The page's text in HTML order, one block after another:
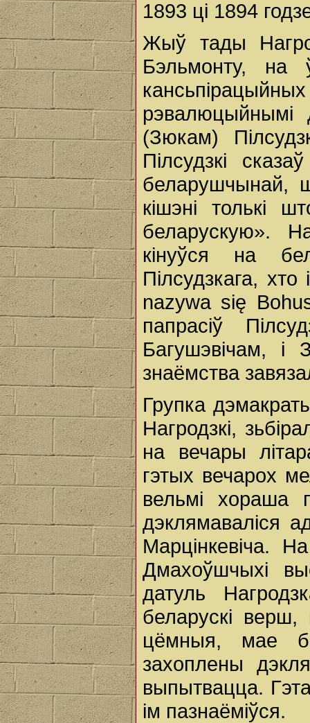
1893 ці 1894
Жыў тады
Бэльмонту, на
(Зюкам)
Пілсудзкі
беларушчынай,
кішэні толькі
беларускую».
кінуўся на
Пілсудзкага,
nazywa się
папрасіў
Багушэвічам, і
знаёмства
Групка
Нагродзкі,
на вечары
гэтых вечарох
вельмі хораша
дэклямаваліся
Марцінкевіча.
Дмахоўшчыхі
датуль
беларускі верш,
цёмныя, мае
захоплены
выпытвацца.
ім пазнаёміўся.